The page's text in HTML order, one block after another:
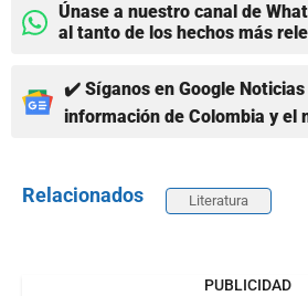
Únase a nuestro canal de
al tanto de los hechos más
✔️ Síganos en Google
información de Colombia y el
Relacionados Literatura
PUBLICIDAD